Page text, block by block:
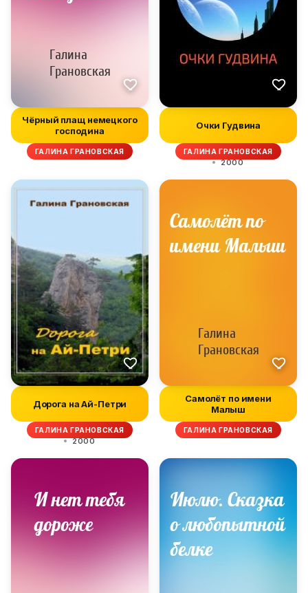
Чёрный плащ немецкого
господина
ГАЛИНА ГРАНОВСКАЯ
Очки Гудвина
ГАЛИНА ГРАНОВСКАЯ
2000
Дорога на Ай-Петри
ГАЛИНА ГРАНОВСКАЯ
2000
Самолёт по имени
Малыш
ГАЛИНА ГРАНОВСКАЯ